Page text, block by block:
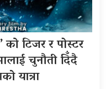
को टिजर र पोस्टर
चुनौती दिँदै
यात्रा